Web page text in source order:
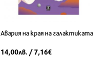
Авария на края на галактиката
14,00лв. / 7,16€